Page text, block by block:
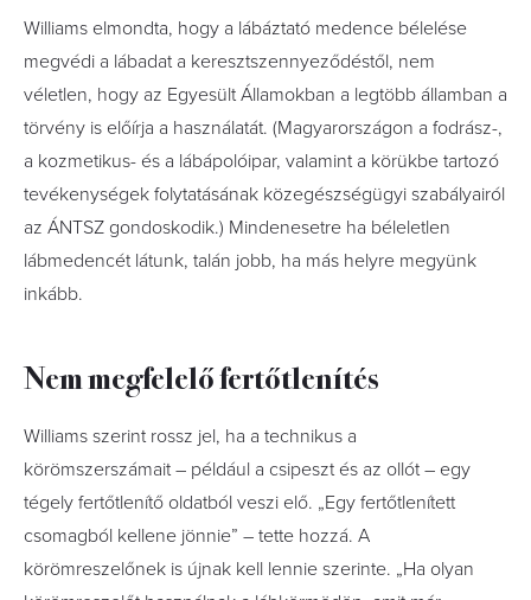
Williams elmondta, hogy a lábáztató medence bélelése
megvédi a lábadat a keresztszennyeződéstől, nem
véletlen, hogy az Egyesült Államokban a legtöbb államban a
törvény is előírja a használatát. (Magyarországon a fodrász-,
a kozmetikus- és a lábápolóipar, valamint a körükbe tartozó
tevékenységek folytatásának közegészségügyi szabályairól
az ÁNTSZ gondoskodik.) Mindenesetre ha béleletlen
lábmedencét látunk, talán jobb, ha más helyre megyünk
inkább.
Nem megfelelő fertőtlenítés
Williams szerint rossz jel, ha a technikus a
körömszerszámait – például a csipeszt és az ollót – egy
tégely fertőtlenítő oldatból veszi elő. „Egy fertőtlenített
csomagból kellene jönnie” – tette hozzá. A
körömreszelőnek is újnak kell lennie szerinte. „Ha olyan